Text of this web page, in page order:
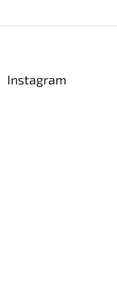
Instagram